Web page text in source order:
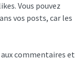
Vous pouvez
vos posts, car les
commentaires et